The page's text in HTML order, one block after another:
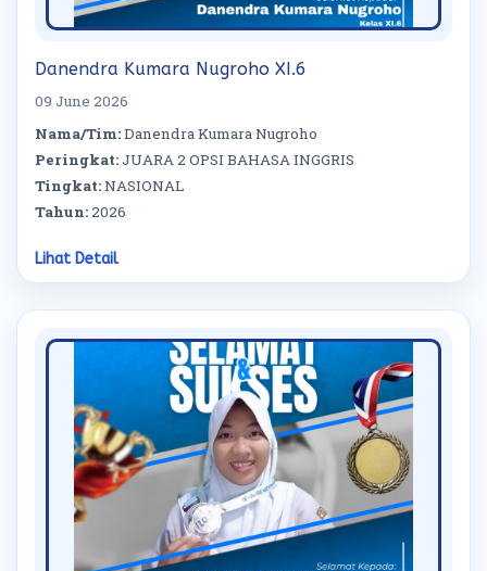
Danendra Kumara Nugroho XI.6
09 June 2026
Nama/Tim:Danendra Kumara Nugroho
Peringkat:JUARA 2 OPSI BAHASA INGGRIS
Tingkat:NASIONAL
Tahun:2026
Lihat Detail